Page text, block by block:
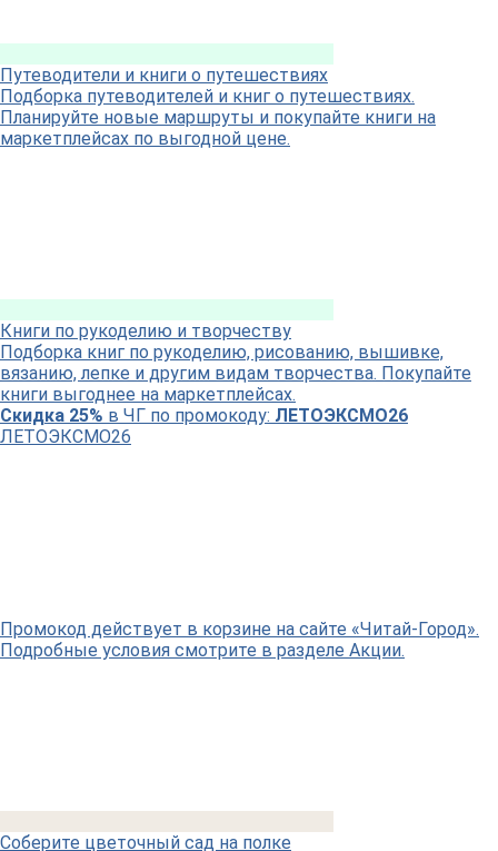
Путеводители и книги о путешествиях
Подборка путеводителей и книг о путешествиях.
Планируйте новые маршруты и покупайте книги на
маркетплейсах по выгодной цене.
Книги по рукоделию и творчеству
Подборка книг по рукоделию, рисованию, вышивке,
вязанию, лепке и другим видам творчества. Покупайте
книги выгоднее на маркетплейсах.
Скидка 25% в ЧГ по промокоду: ЛЕТОЭКСМО26
ЛЕТОЭКСМО26
Промокод действует в корзине на сайте «Читай-Город».
Подробные условия смотрите в разделе Акции.
Соберите цветочный сад на полке